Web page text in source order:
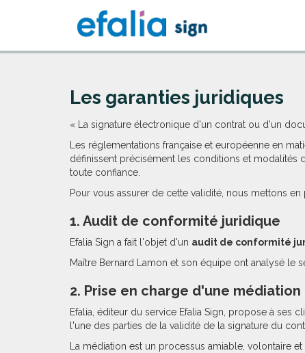
Les garanties juridiques
« La signature électronique d'un contrat ou d'un
Les réglementations française et européenne en
définissent précisément les conditions et
toute confiance.
Pour vous assurer de cette validité, nous mettons
1. Audit de conformité juridique
Efalia Sign a fait l'objet d'un audit de conformité
Maître Bernard Lamon et son équipe ont analysé le
2. Prise en charge d'une
Efalia, éditeur du service Efalia Sign, propose à ses
l'une des parties de la validité de la signature du
La médiation est un processus amiable, volontaire